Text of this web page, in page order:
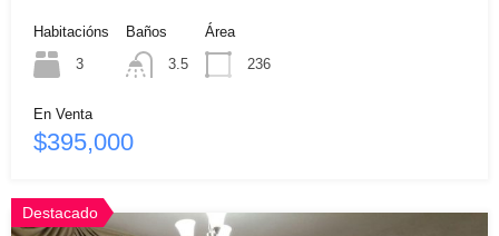
Habitacións
3
Baños
3.5
Área
236
En Venta
$395,000
Destacado